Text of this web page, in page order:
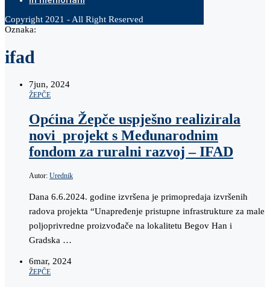
Copyright 2021 - All Right Reserved
Oznaka:
ifad
7jun, 2024
ŽEPČE
Općina Žepče uspješno realizirala
novi projekt s Međunarodnim
fondom za ruralni razvoj – IFAD
Autor: Urednik
Dana 6.6.2024. godine izvršena je primopredaja izvršenih
radova projekta “Unapređenje pristupne infrastrukture za male
poljoprivredne proizvođače na lokalitetu Begov Han i
Gradska …
6mar, 2024
ŽEPČE